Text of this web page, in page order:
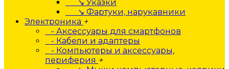
↘ Указки
↘ Фартуки, нарукавники
Электроника +
- Аксессуары для смартфонов
- Кабели и адаптеры
- Компьютеры и аксессуары,
периферия +